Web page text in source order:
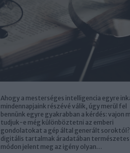
Ahogy a mesterséges intelligencia egyre
mindennapjaink részévé válik, úgy merül fel
bennünk egyre gyakrabban a kérdés: vajon
tudjuk-e még különböztetni az emberi
gondolatokat a gép által generált soroktól?
digitális tartalmak áradatában természetes
módon jelent meg az igény olyan…